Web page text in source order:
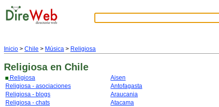
Inicio > Chile > Música > Religiosa
Religiosa en Chile
Religiosa
Religiosa - asociaciones
Religiosa - blogs
Religiosa - chats
Aisen
Antofagasta
Araucania
Atacama